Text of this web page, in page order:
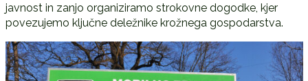
javnost in zanjo organiziramo strokovne dogodke, kjer
povezujemo ključne deležnike krožnega gospodarstva.